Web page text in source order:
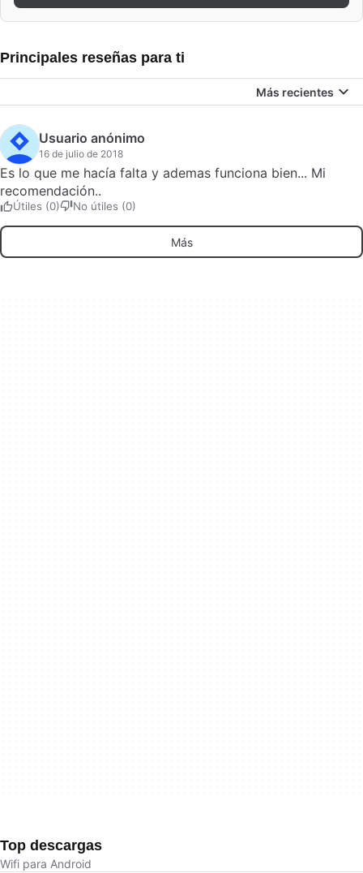
Principales reseñas para ti
Más recientes
Usuario anónimo
16 de julio de 2018
Es lo que me hacía falta y ademas funciona bien... Mi
recomendación..
Útiles (0) No útiles (0)
Más
Top descargas
Wifi para Android